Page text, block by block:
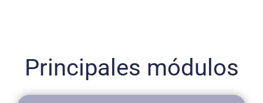
Principales módulos